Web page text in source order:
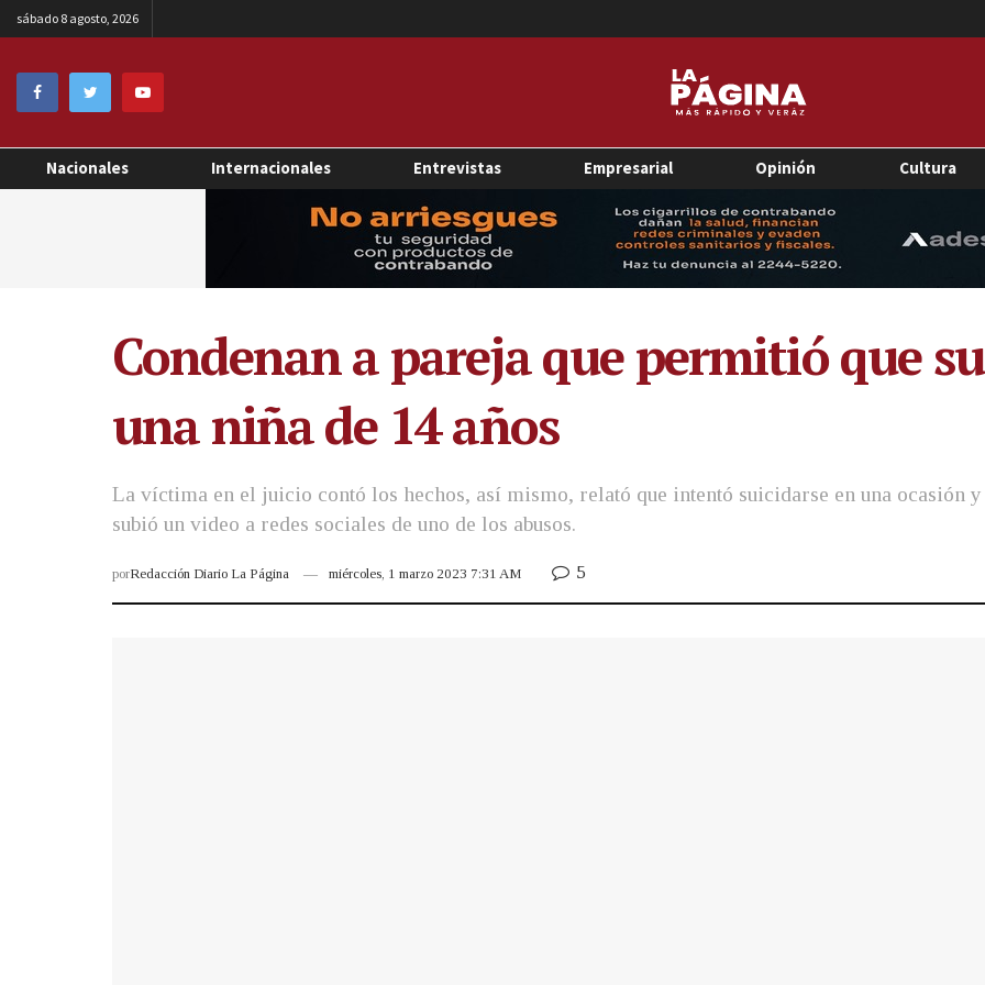
sábado 8 agosto, 2026
Nacionales Internacionales Entrevistas Empresarial Opinión Cultura
Condenan a pareja que permitió que
una niña de 14 años
La víctima en el juicio contó los hechos, así mismo, relató que intentó suicidarse en una ocasión
subió un video a redes sociales de uno de los abusos.
porRedacción Diario La Página miércoles, 1 marzo 2023 7:31 AM 5